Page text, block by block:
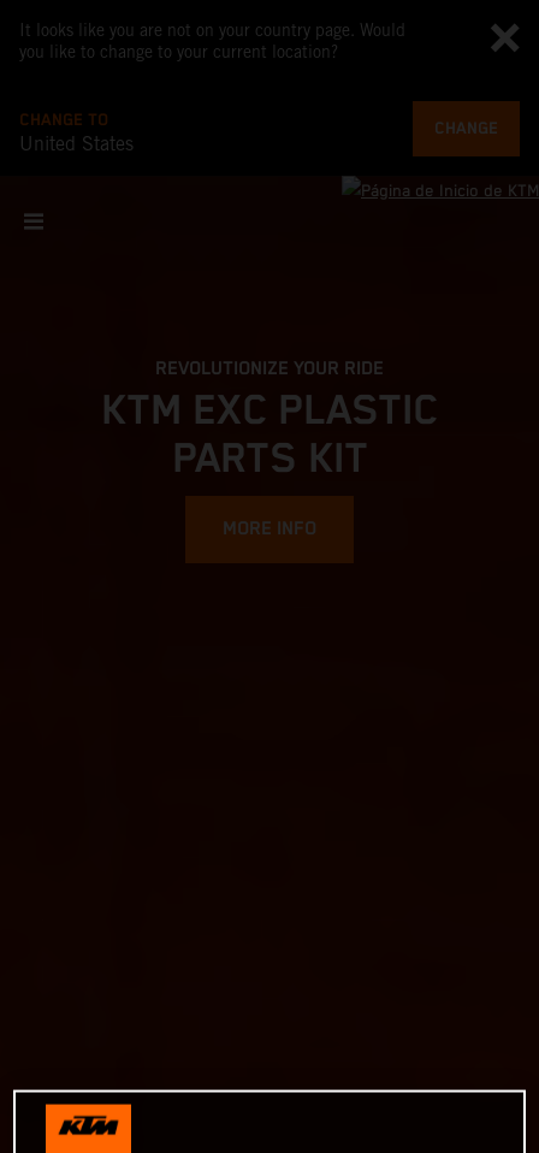
It looks like you are not on your country page. Would
you like to change to your current location?
CHANGE TO
United States
CHANGE
REVOLUTIONIZE YOUR RIDE
KTM EXC PLASTIC
PARTS KIT
MORE INFO